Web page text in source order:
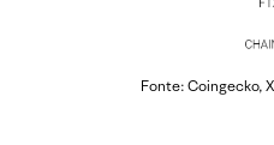
Fonte: Coingecko,